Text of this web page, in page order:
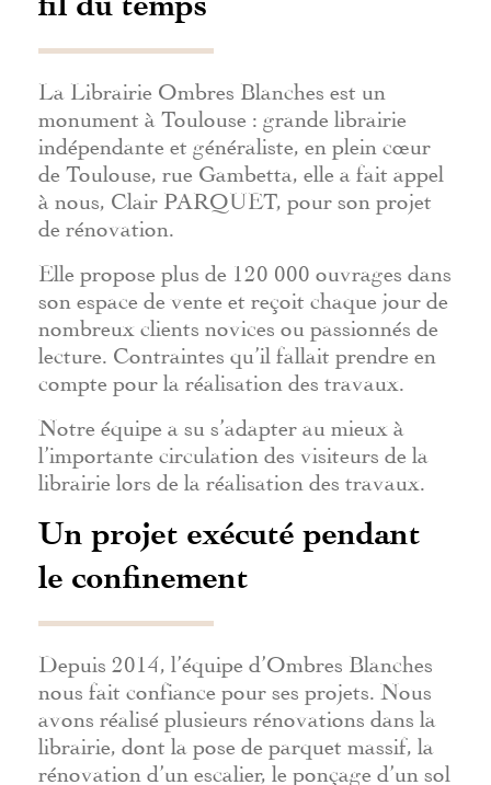
La Librairie Ombres Blanches est un
monument à Toulouse : grande librairie
indépendante et généraliste, en plein cœur
de Toulouse, rue Gambetta, elle a fait appel
à nous, Clair PARQUET, pour son projet
de rénovation.
Elle propose plus de 120 000 ouvrages dans
son espace de vente et reçoit chaque jour de
nombreux clients novices ou passionnés de
lecture. Contraintes qu’il fallait prendre en
compte pour la réalisation des travaux.
Notre équipe a su s’adapter au mieux à
l’importante circulation des visiteurs de la
librairie lors de la réalisation des travaux.
Un projet exécuté pendant
le confinement
Depuis 2014, l’équipe d’Ombres Blanches
nous fait confiance pour ses projets. Nous
avons réalisé plusieurs rénovations dans la
librairie, dont la pose de parquet massif, la
rénovation d’un escalier, le ponçage d’un sol